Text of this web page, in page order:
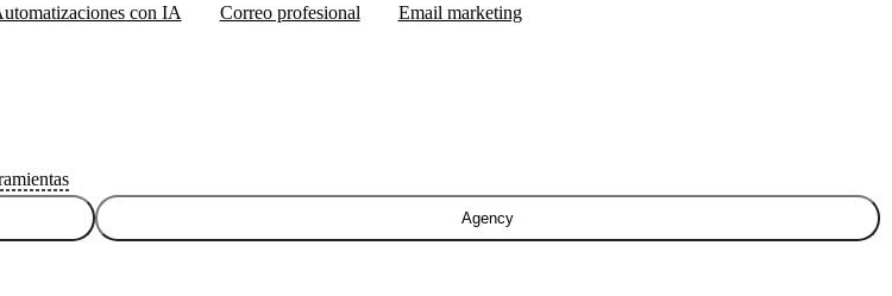
con IA Correo profesional Email marketing
Agency